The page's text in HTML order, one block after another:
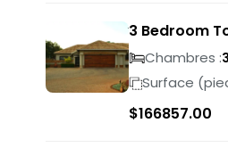
3 Bedroom
WildsChambres :3
Surface
$166857.00